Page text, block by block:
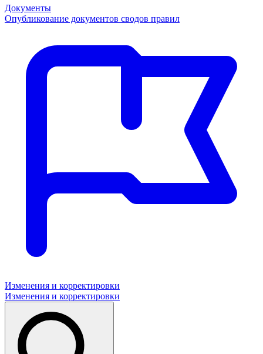
Документы
Опубликование документов сводов правил
Изменения и корректировки
Изменения и корректировки